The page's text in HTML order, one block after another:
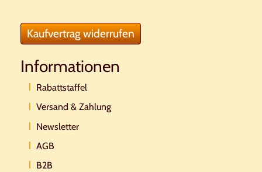
Kaufvertrag widerrufen
Informationen
Rabattstaffel
Versand & Zahlung
Newsletter
AGB
B2B